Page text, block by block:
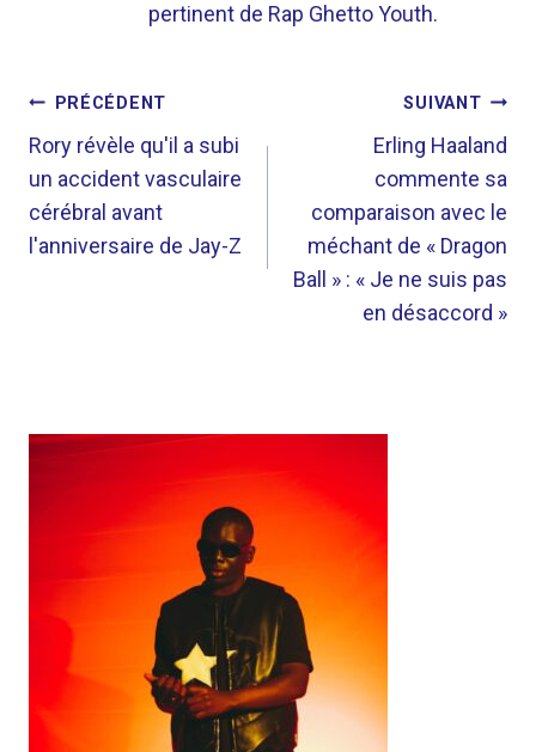
pertinent de Rap Ghetto Youth.
NAVIGATION
DE
L’ARTICLE
PRÉCÉDENT
Rory révèle qu'il a subi
un accident vasculaire
cérébral avant
l'anniversaire de Jay-Z
SUIVANT
Erling Haaland
commente sa
comparaison avec le
méchant de « Dragon
Ball » : « Je ne suis pas
en désaccord »